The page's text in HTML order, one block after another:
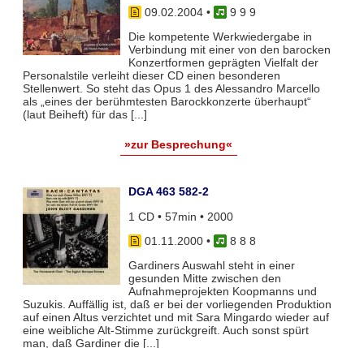
09.02.2004•
9 9 9
Die kompetente Werkwiedergabe in
Verbindung mit einer von den barocken
Konzertformen geprägten Vielfalt der
Personalstile verleiht dieser CD einen besonderen
Stellenwert. So steht das Opus 1 des Alessandro Marcello
als „eines der berühmtesten Barockkonzerte überhaupt“
(laut Beiheft) für das [...]
»zur Besprechung«
DGA 463 582-2
1 CD • 57min • 2000
01.11.2000•
8 8 8
Gardiners Auswahl steht in einer
gesunden Mitte zwischen den
Aufnahmeprojekten Koopmanns und
Suzukis. Auffällig ist, daß er bei der vorliegenden Produktion
auf einen Altus verzichtet und mit Sara Mingardo wieder auf
eine weibliche Alt-Stimme zurückgreift. Auch sonst spürt
man, daß Gardiner die [...]